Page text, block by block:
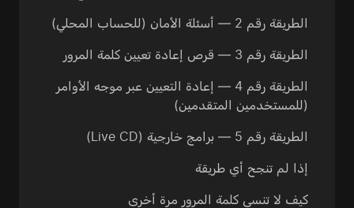
الطريقة رقم 2 — أسئلة الأمان (للحساب المحلي)
الطريقة رقم 3 — قرص إعادة تعيين كلمة المرور
الطريقة رقم 4 — إعادة التعيين عبر موجه الأوامر
(للمستخدمين المتقدمين)
الطريقة رقم 5 — برامج خارجية (Live CD)
إذا لم تنجح أي طريقة
كيف لا تنسى كلمة المرور مرة أخرى